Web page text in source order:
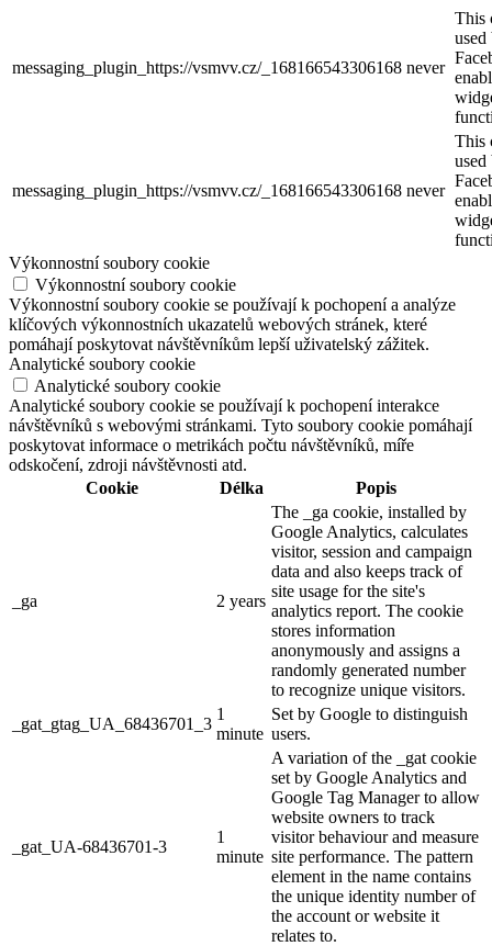
messaging_plugin_https://vsmvv.cz/_168166543306168 never
This
used
messaging_plugin_https://vsmvv.cz/_168166543306168 never
This
used
Výkonnostní soubory cookie
Výkonnostní soubory cookie
Výkonnostní soubory cookie se používají k pochopení a analýze
klíčových výkonnostních ukazatelů webových stránek, které
pomáhají poskytovat návštěvníkům lepší uživatelský zážitek.
Analytické soubory cookie
Analytické soubory cookie
Analytické soubory cookie se používají k pochopení interakce
návštěvníků s webovými stránkami. Tyto soubory cookie pomáhají
poskytovat informace o metrikách počtu návštěvníků, míře
odskočení, zdroji návštěvnosti atd.
Cookie
Délka Popis
_ga 2 years
The _ga cookie, installed by
Google Analytics, calculates
visitor, session and campaign
data and also keeps track of
site usage for the site's
analytics report. The cookie
stores information
anonymously and assigns a
randomly generated number
to recognize unique visitors.
_gat_gtag_UA_68436701_3
1
minute
Set by Google to distinguish
users.
_gat_UA-68436701-3
1
minute
A variation of the _gat cookie
set by Google Analytics and
Google Tag Manager to allow
website owners to track
visitor behaviour and measure
site performance. The pattern
element in the name contains
the unique identity number of
the account or website it
relates to.